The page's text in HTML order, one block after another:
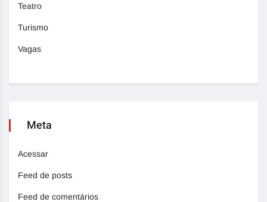
Teatro
Turismo
Vagas
Meta
Acessar
Feed de posts
Feed de comentários